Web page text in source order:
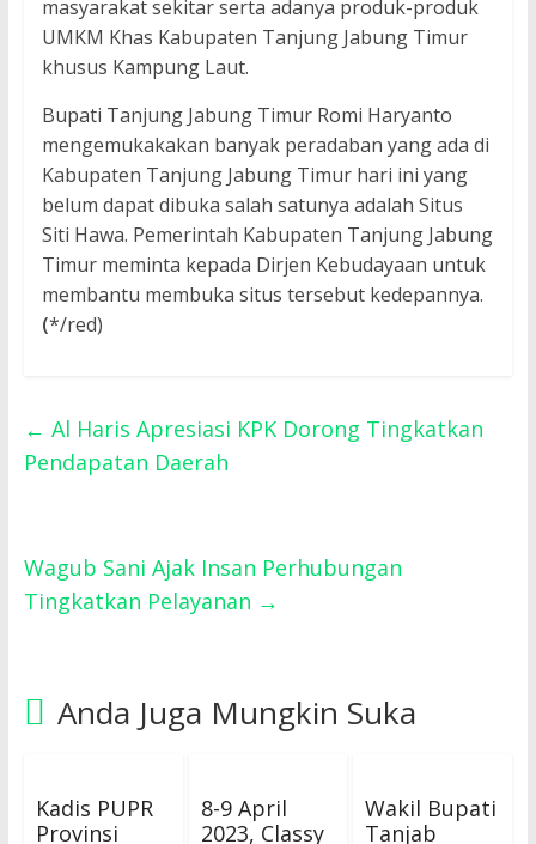
masyarakat sekitar serta adanya produk-produk
UMKM Khas Kabupaten Tanjung Jabung Timur
khusus Kampung Laut.
Bupati Tanjung Jabung Timur Romi Haryanto
mengemukakakan banyak peradaban yang ada di
Kabupaten Tanjung Jabung Timur hari ini yang
belum dapat dibuka salah satunya adalah Situs
Siti Hawa. Pemerintah Kabupaten Tanjung Jabung
Timur meminta kepada Dirjen Kebudayaan untuk
membantu membuka situs tersebut kedepannya.
(*/red)
← Al Haris Apresiasi KPK Dorong Tingkatkan
Pendapatan Daerah
Wagub Sani Ajak Insan Perhubungan
Tingkatkan Pelayanan →
Anda Juga Mungkin Suka
Kadis PUPR
Provinsi
8-9 April
2023, Classy
Wakil Bupati
Tanjab